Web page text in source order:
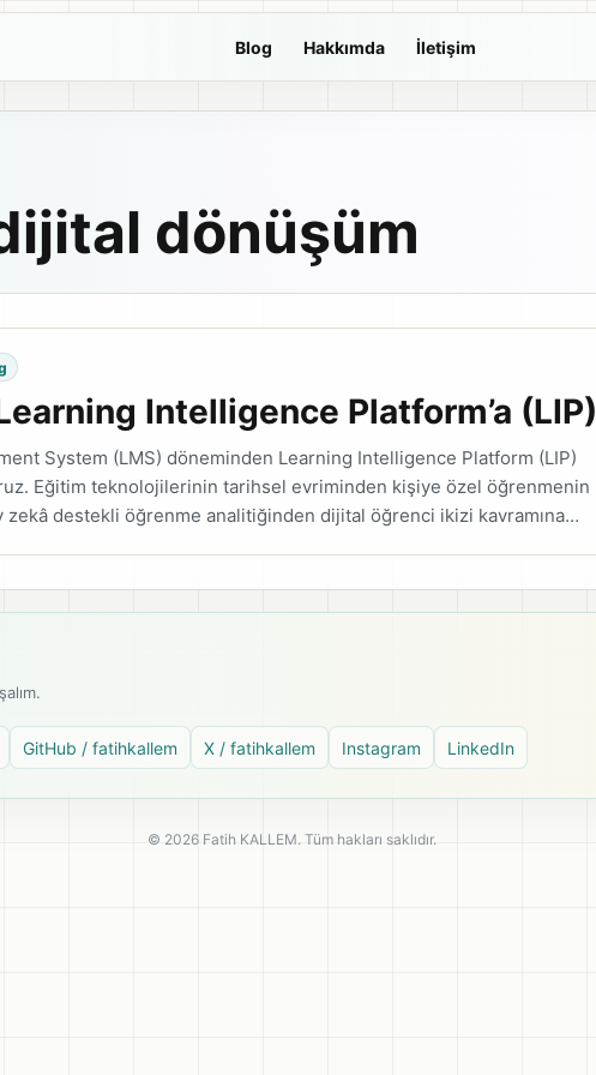
Blog Hakkımda İletişim
dönüşüm
Intelligence Platform’a (LIP)
System (LMS) döneminden Learning Intelligence Platform (LIP)
Eğitim teknolojilerinin tarihsel evriminden kişiye özel öğrenmenin
zekâ destekli öğrenme analitiğinden dijital öğrenci ikizi kavramına…
GitHub / fatihkallem X / fatihkallem Instagram LinkedIn
© 2026 Fatih KALLEM. Tüm hakları saklıdır.